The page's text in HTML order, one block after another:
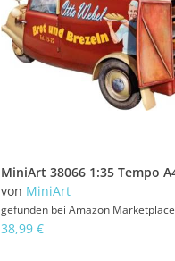
von MiniArt
gefunden bei Amazon Marketplace
38,99 €